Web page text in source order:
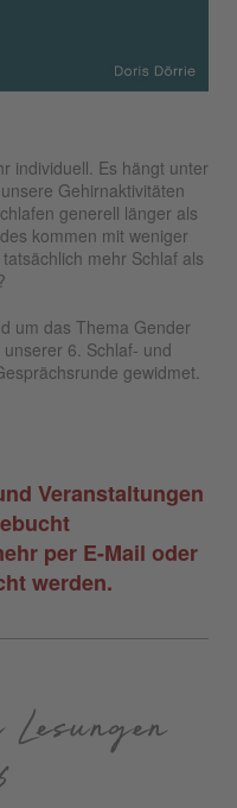
individuell. Es hängt unter
Gehirnaktivitäten
generell länger als
kommen mit weniger
mehr Schlaf als
um das Thema Gender
6. Schlaf- und
gewidmet.
Veranstaltungen
per E-Mail oder
werden.